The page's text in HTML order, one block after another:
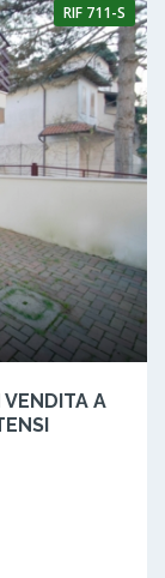
RIF 711-S
VENDITA A